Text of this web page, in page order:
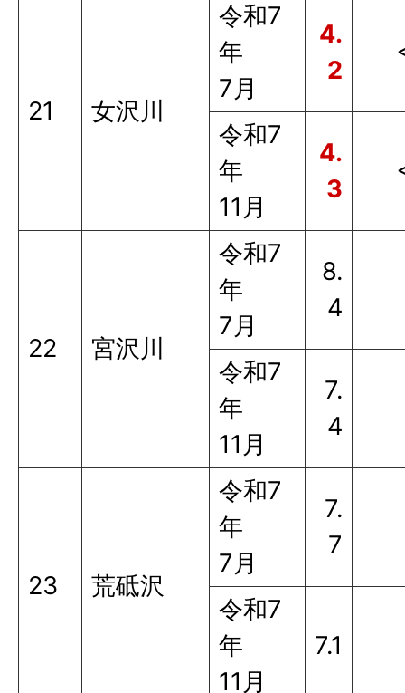
21 女沢川
令和7
年
7月
4.
2
令和7
年
11月
4.
3
22 宮沢川
令和7
年
7月
8.
4
令和7
年
11月
7.
4
23 荒砥沢
令和7
年
7月
7.
7
令和7
年
11月
7.1